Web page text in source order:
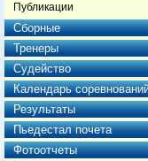
Публикации
Сборные
Тренеры
Судейство
Календарь
Результаты
Пьедестал почета
Фотоотчеты